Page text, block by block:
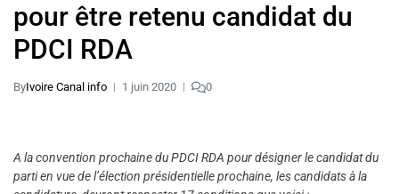
pour être retenu candidat du
PDCI RDA
ByIvoire Canal info 1 juin 2020 0
A la convention prochaine du PDCI RDA pour désigner le candidat du
parti en vue de l’élection présidentielle prochaine, les candidats à la